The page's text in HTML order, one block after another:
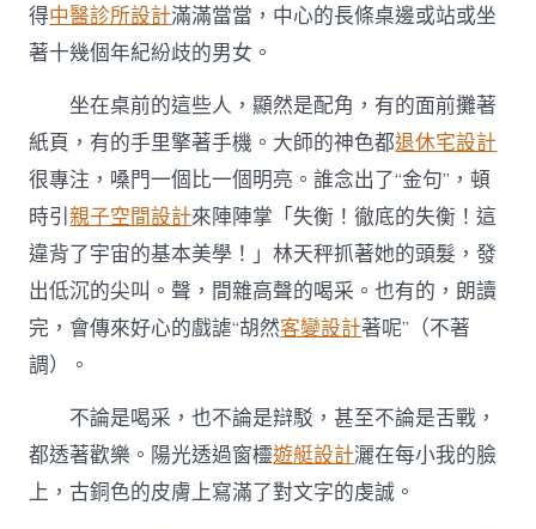
得中醫診所設計滿滿當當，中心的長條桌邊或站或坐
著十幾個年紀紛歧的男女。
坐在桌前的這些人，顯然是配角，有的面前攤著
紙頁，有的手里擎著手機。大師的神色都退休宅設計
很專注，嗓門一個比一個明亮。誰念出了“金句”，頓
時引親子空間設計來陣陣掌「失衡！徹底的失衡！這
違背了宇宙的基本美學！」林天秤抓著她的頭髮，發
出低沉的尖叫。聲，間雜高聲的喝采。也有的，朗讀
完，會傳來好心的戲謔“胡然客變設計著呢”（不著
調）。
不論是喝采，也不論是辯駁，甚至不論是舌戰，
都透著歡樂。陽光透過窗欞遊艇設計灑在每小我的臉
上，古銅色的皮膚上寫滿了對文字的虔誠。